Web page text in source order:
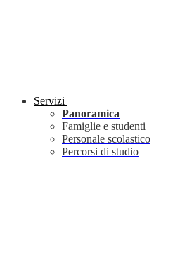
Servizi
Panoramica
Famiglie e studenti
Personale scolastico
Percorsi di studio